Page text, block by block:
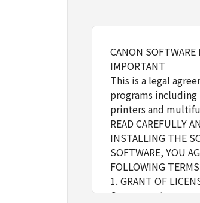
CANON SOFTWARE
IMPORTANT
This is a legal
programs including
printers and
READ CAREFULLY
INSTALLING THE
SOFTWARE, YOU
FOLLOWING
1. GRANT OF
Canon grants you